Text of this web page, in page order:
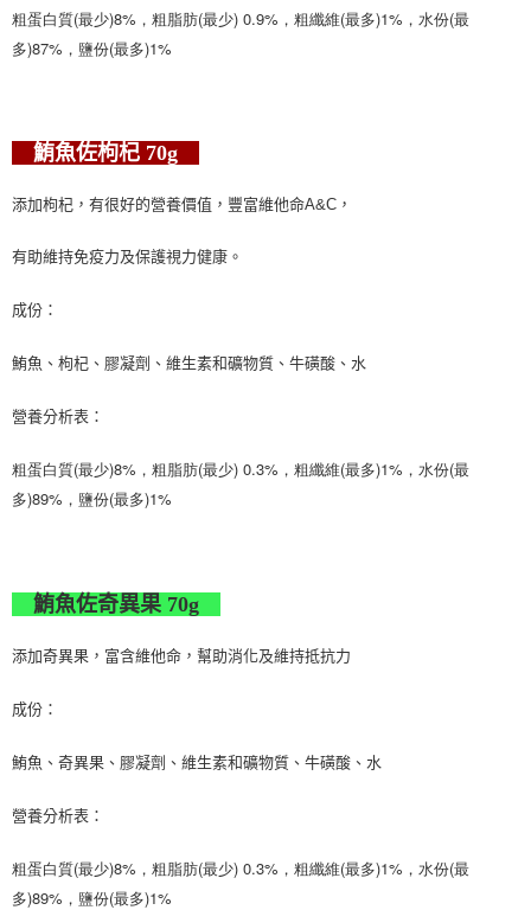
粗蛋白質(最少)8%，粗脂肪(最少) 0.9%，粗纖維(最多)1%，水份(最
多)87%，鹽份(最多)1%
鮪魚佐枸杞 70g
添加枸杞，有很好的營養價值，豐富維他命A&C，
有助維持免疫力及保護視力健康。
成份：
鮪魚、枸杞、膠凝劑、維生素和礦物質、牛磺酸、水
營養分析表：
粗蛋白質(最少)8%，粗脂肪(最少) 0.3%，粗纖維(最多)1%，水份(最
多)89%，鹽份(最多)1%
鮪魚佐奇異果 70g
添加奇異果，富含維他命，幫助消化及維持抵抗力
成份：
鮪魚、奇異果、膠凝劑、維生素和礦物質、牛磺酸、水
營養分析表：
粗蛋白質(最少)8%，粗脂肪(最少) 0.3%，粗纖維(最多)1%，水份(最
多)89%，鹽份(最多)1%